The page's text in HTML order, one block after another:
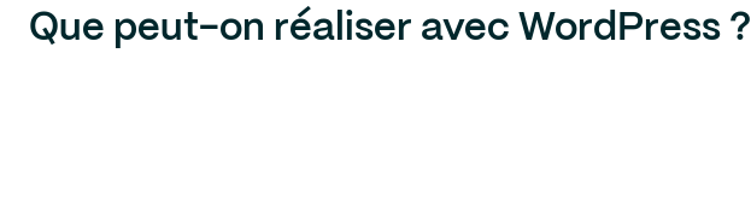
Que peut-on réaliser avec WordPress ?